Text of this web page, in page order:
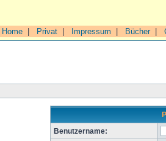
Home Privat Impressum Bücher|
Benutzername: